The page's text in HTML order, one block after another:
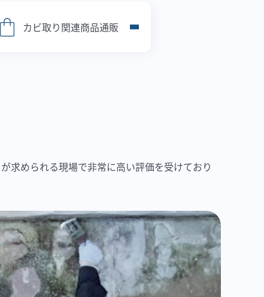
カビ取り関連商品通販
求められる現場で非常に高い評価を受けており